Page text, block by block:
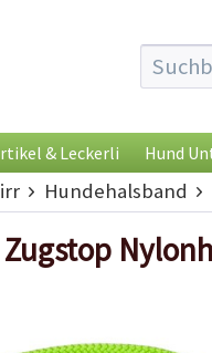
& Leckerli Hund
Hundehalsband
Zugstop